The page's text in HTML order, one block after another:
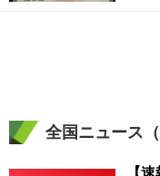
全国ニュース
【